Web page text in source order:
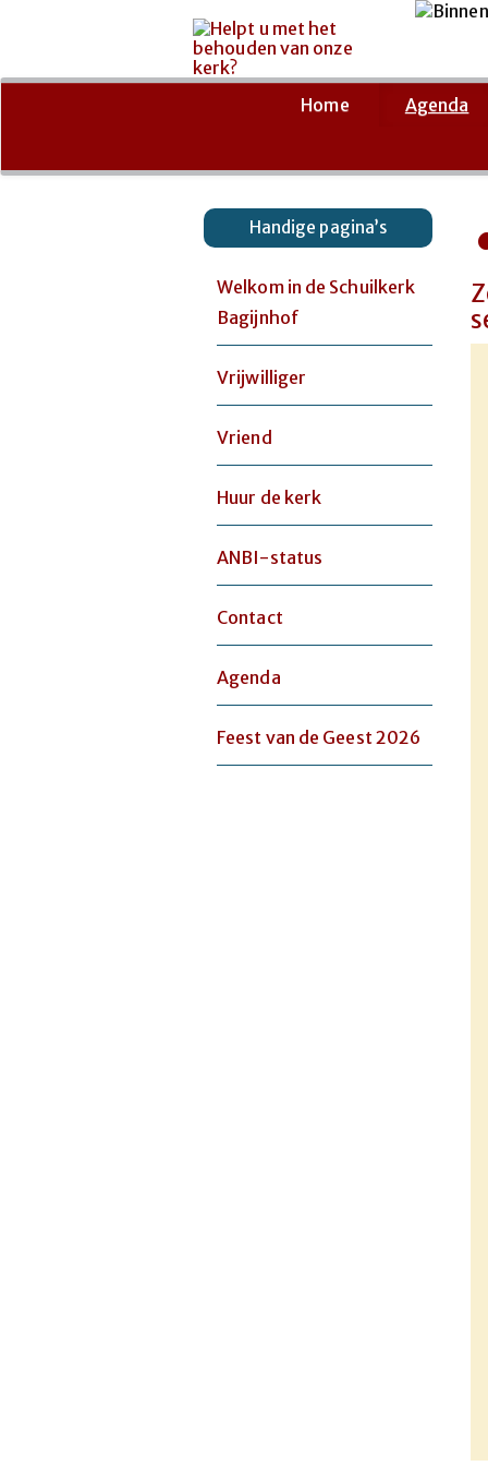
de
Home Agenda
Handige pagina’s
Welkom in de Schuilkerk
Bagijnhof
Vrijwilliger
Vriend
Huur de kerk
ANBI-status
Contact
Agenda
Feest van de Geest 2026